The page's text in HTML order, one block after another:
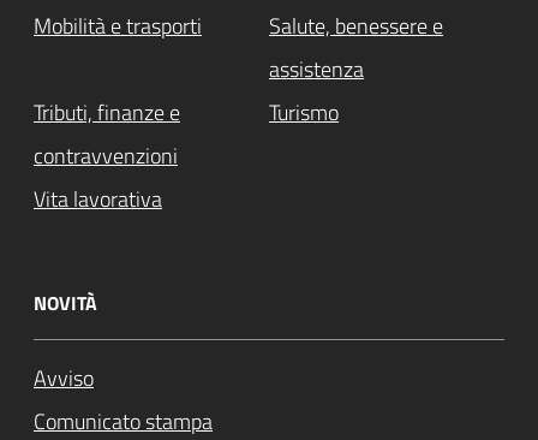
Mobilità e trasporti
Salute, benessere e
assistenza
Tributi, finanze e
contravvenzioni
Turismo
Vita lavorativa
NOVITÀ
Avviso
Comunicato stampa